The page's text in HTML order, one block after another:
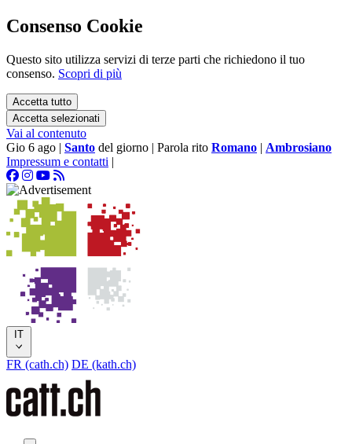
Consenso Cookie
Questo sito utilizza servizi di terze parti che richiedono il tuo
consenso. Scopri di più
Accetta tutto
Accetta selezionati
Vai al contenuto
Gio 6 ago | Santo del giorno | Parola rito Romano | Ambrosiano
Impressum e contatti |
IT
FR (cath.ch) DE (kath.ch)